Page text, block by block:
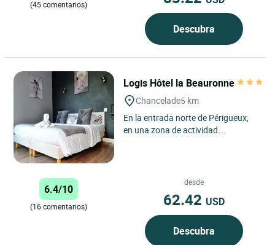
(45 comentarios)
Descubra
Logis Hôtel la Beauronne
Chancelade5 km
En la entrada norte de Périgueux,
en una zona de actividad
6.4/10
(16 comentarios)
desde
62.42 USD
Descubra